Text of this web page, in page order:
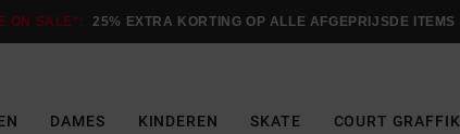
ON SALE*: 25% EXTRA KORTING OP ALLE AFGEPRIJSDE ITEMS
DAMES KINDEREN SKATE COURT GRAFFIK